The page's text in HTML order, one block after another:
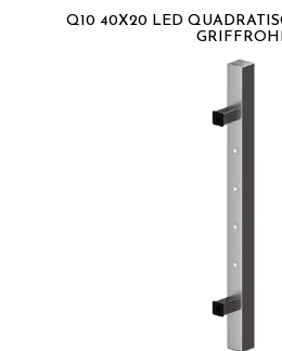
Q10 40X20 LED
RIFFROHR